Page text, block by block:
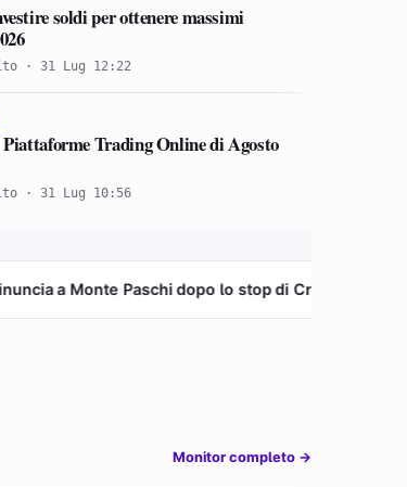
soldi per ottenere massimi
· 31 Lug 12:22
Trading Online di Agosto
· 31 Lug 10:56
Paschi dopo lo stop di Crédit Agricole: “Non ci
Monitor completo →